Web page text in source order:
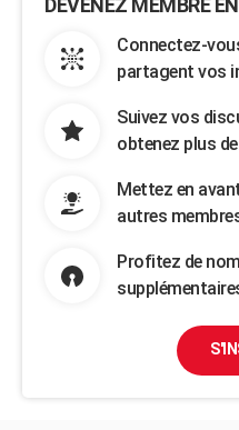
DEVENEZ MEMBRE
Connectez-
partagent vos
Suivez vos
obtenez plus
Mettez en
autres
Profitez de